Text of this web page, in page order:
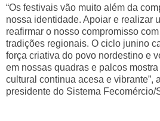
“Os festivais vão muito além da
nossa identidade. Apoiar e realizar
reafirmar o nosso compromisso
tradições regionais. O ciclo junino
força criativa do povo nordestino e
em nossas quadras e palcos
cultural continua acesa e vibrante”,
presidente do Sistema Fecomércio/